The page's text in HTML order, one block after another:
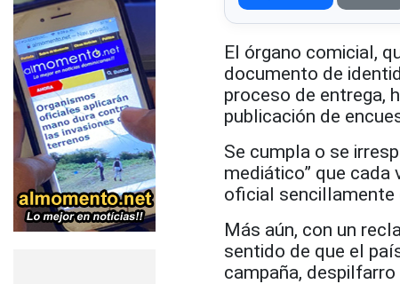
El órgano comicial,
documento de
proceso de entrega,
publicación de
Se cumpla o se
mediático” que cada
oficial sencillamente
Más aún, con un
sentido de que el
campaña,